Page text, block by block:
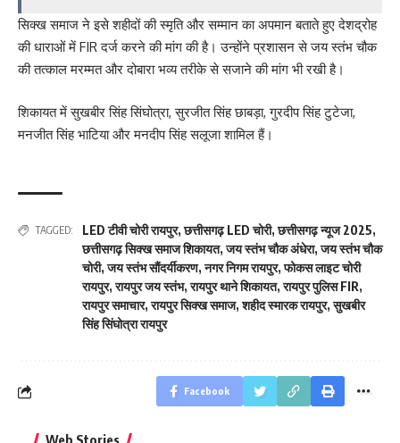
सिक्ख समाज ने इसे शहीदों की स्मृति और सम्मान का अपमान बताते हुए देशद्रोह
की धाराओं में FIR दर्ज करने की मांग की है। उन्होंने प्रशासन से जय स्तंभ चौक
की तत्काल मरम्मत और दोबारा भव्य तरीके से सजाने की मांग भी रखी है।
शिकायत में सुखबीर सिंह सिंघोत्रा, सुरजीत सिंह छाबड़ा, गुरदीप सिंह टुटेजा,
मनजीत सिंह भाटिया और मनदीप सिंह सलूजा शामिल हैं।
TAGGED: LED टीवी चोरी रायपुर,छत्तीसगढ़ LED चोरी,छत्तीसगढ़ न्यूज 2025,
छत्तीसगढ़ सिक्ख समाज शिकायत,जय स्तंभ चौक अंधेरा,जय स्तंभ चौक
चोरी,जय स्तंभ सौंदर्यीकरण,नगर निगम रायपुर,फोकस लाइट चोरी
रायपुर,रायपुर जय स्तंभ,रायपुर थाने शिकायत,रायपुर पुलिस FIR,
रायपुर समाचार,रायपुर सिक्ख समाज,शहीद स्मारक रायपुर,सुखबीर
सिंह सिंघोत्रा रायपुर
Facebook
Web Stories